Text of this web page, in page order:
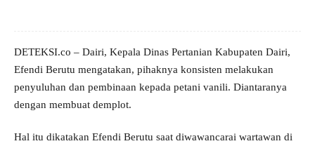
DETEKSI.co – Dairi, Kepala Dinas Pertanian Kabupaten Dairi,
Efendi Berutu mengatakan, pihaknya konsisten melakukan
penyuluhan dan pembinaan kepada petani vanili. Diantaranya
dengan membuat demplot.
Hal itu dikatakan Efendi Berutu saat diwawancarai wartawan di